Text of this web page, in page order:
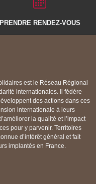
PRENDRE RENDEZ-VOUS
est le Réseau Régional
internationales. Il fédère
des actions dans ces
internationale à leurs
la qualité et l’impact
pour y parvenir. Territoires
d’intérêt général et fait
implantés en France.